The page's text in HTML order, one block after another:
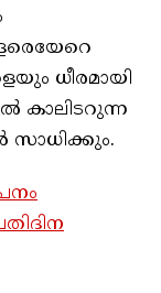
ധീരമായി
കാലിടറുന്ന
സാധിക്കും.